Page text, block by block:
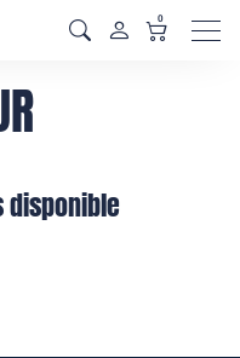
0
disponible